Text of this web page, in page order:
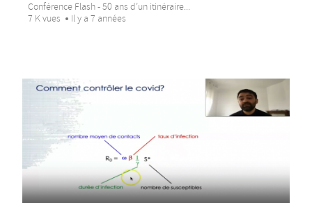
Conférence Flash - 50 ans d’un itinéraire...
7 K vues
Il y a 7 années